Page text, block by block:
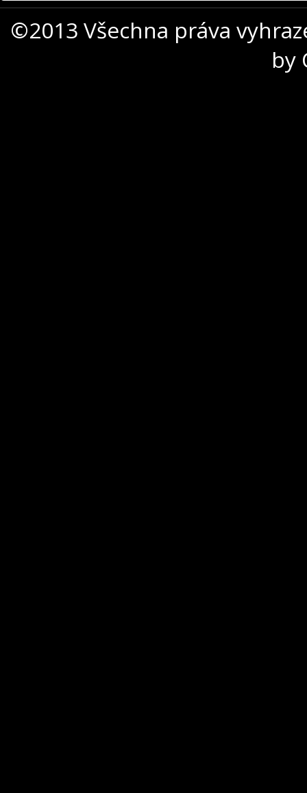
©2013 Všechna práva
by